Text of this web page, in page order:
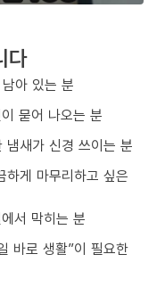
다
아 있는 분
묻어 나오는 분
새가 신경 쓰이는 분
게 마무리하고 싶은
서 막히는 분
바로 생활”이 필요한